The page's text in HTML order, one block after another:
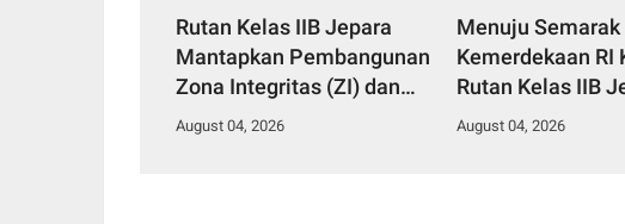
Rutan Kelas IIB Jepara
Mantapkan Pembangunan
Zona Integritas (ZI) dan
Agenda Semarak HUT
August 04, 2026
Menuju Semarak
Kemerdekaan RI
Rutan Kelas IIB
Ikuti Sosialisasi
August 04, 2026